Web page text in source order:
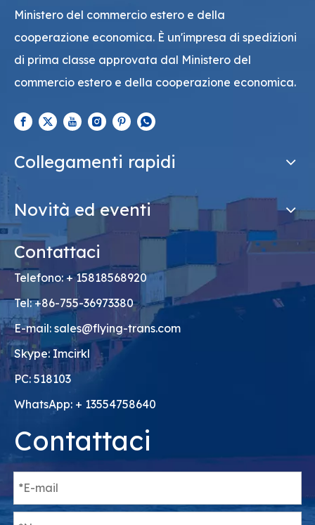
Ministero del commercio estero e della
cooperazione economica. È un'impresa di spedizioni
di prima classe approvata dal Ministero del
commercio estero e della cooperazione economica.
Collegamenti rapidi
Novità ed eventi
Contattaci
Telefono: + 15818568920
Tel: +86-755-36973380
E-mail: sales@flying-trans.com
Skype: Imcirkl
PC: 518103
WhatsApp: + 13554758640
Contattaci